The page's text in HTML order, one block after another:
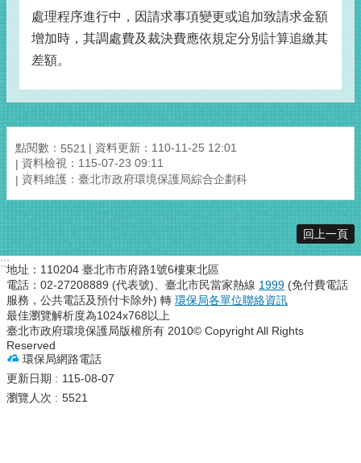
處理程序進行中，因請求事項變更或追加致請求金額
增加時，其調處費及裁決費應依規定分別計算追繳其
差額。
點閱數： 5521
資料更新：110-11-25 12:01
資料檢視：115-07-23 09:11
資料維護：臺北市政府環境保護局綜合企劃科
回上一頁
:::地址：110204 臺北市市府路1號6樓東北區
電話：02-27208889 (代表號)、臺北市民當家熱線 1999 (免付費電話
服務，公共電話及預付卡除外) 轉 環保局各單位聯絡資訊
最佳瀏覽解析度為1024x768以上
臺北市政府環境保護局版權所有 2010© Copyright All Rights
Reserved
環保局網路電話
更新日期
115-08-07
瀏覽人次
5521